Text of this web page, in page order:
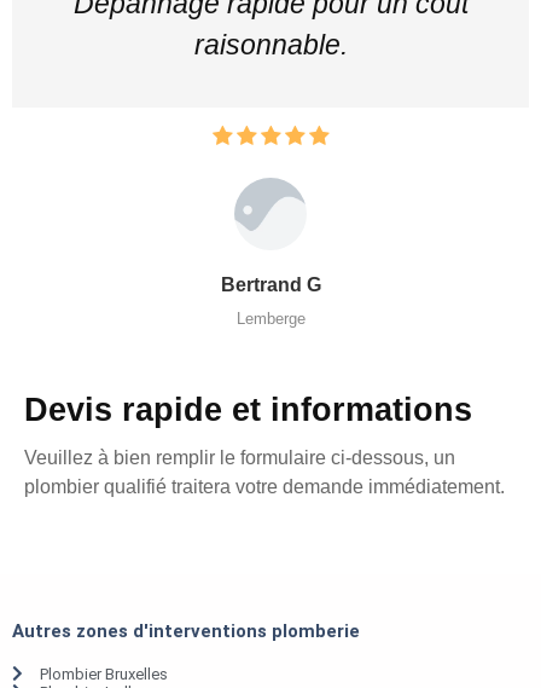
raisonnable.
Bertrand G
Lemberge
Devis rapide et informations
Veuillez à bien remplir le formulaire ci-dessous, un
plombier qualifié traitera votre demande immédiatement.
Autres zones d'interventions plomberie
Plombier Bruxelles